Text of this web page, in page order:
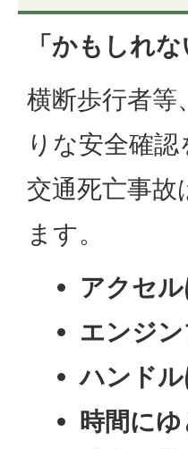
「かもしれ
横断歩行者等
りな安全確
交通死亡事
ます。
アクセ
エンジ
ハンド
時間に